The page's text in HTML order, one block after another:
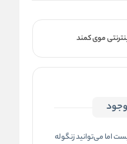
موی کمند
اما می‌توانید زنگوله